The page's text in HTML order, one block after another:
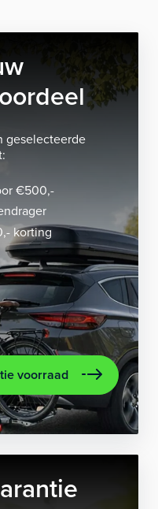
digitaal lichtmetalen
geselecteerde
€500,-
korting
voorraad